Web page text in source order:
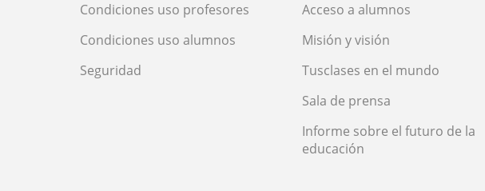
Condiciones uso profesores
Condiciones uso alumnos
Seguridad
Acceso a alumnos
Misión y visión
Tusclases en el mundo
Sala de prensa
Informe sobre el futuro de la
educación